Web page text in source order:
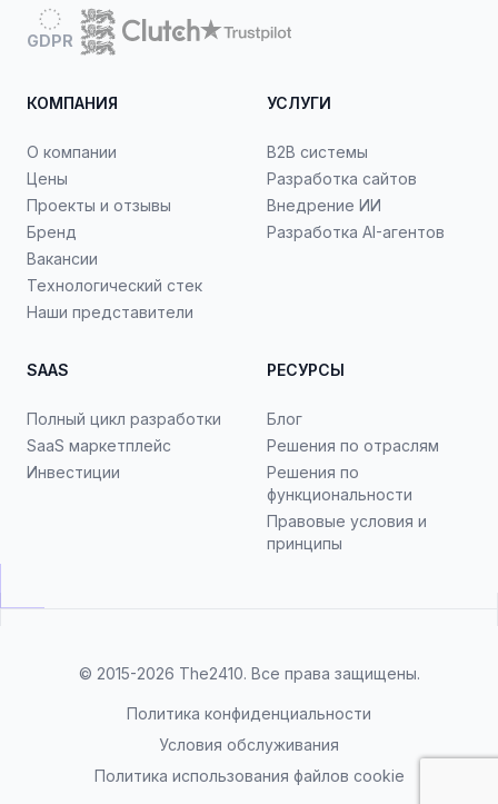
GDPR
КОМПАНИЯ
О компании
Цены
Проекты и отзывы
Бренд
Вакансии
Технологический стек
Наши представители
УСЛУГИ
B2B системы
Разработка сайтов
Внедрение ИИ
Разработка AI-агентов
SAAS
Полный цикл разработки
SaaS маркетплейс
Инвестиции
РЕСУРСЫ
Блог
Решения по отраслям
Решения по
функциональности
Правовые условия и
принципы
© 2015-2026 The2410. Все права защищены.
Политика конфиденциальности
Условия обслуживания
Политика использования файлов cookie